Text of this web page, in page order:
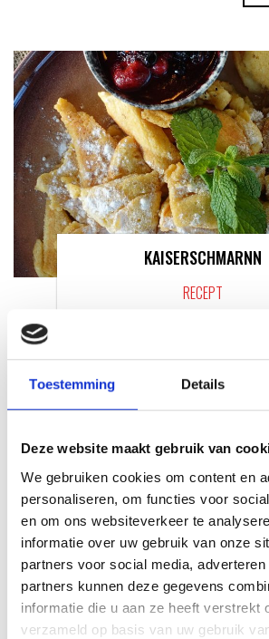
Toestemming Details
Deze website maakt gebruik van
We gebruiken cookies om content en
personaliseren, om functies voor
en om ons websiteverkeer te
informatie over uw gebruik van onze
partners voor social media,
partners kunnen deze gegevens
informatie die u aan ze heeft verstrekt
verzameld op basis van uw gebruik
KAISERSCHMARNN
RECEPT
VITELLO TONNATO VAN
SEARWOOD
RECEPT